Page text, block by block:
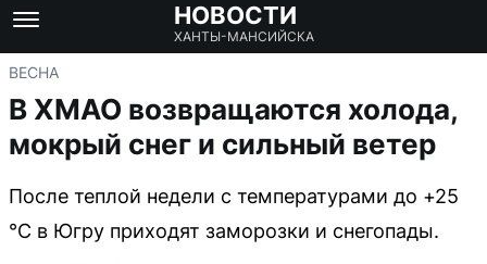
НОВОСТИ
ХАНТЫ-МАНСИЙСКА
ВЕСНА
В ХМАО возвращаются холода,
мокрый снег и сильный ветер
После теплой недели с температурами до +25
°C в Югру приходят заморозки и снегопады.